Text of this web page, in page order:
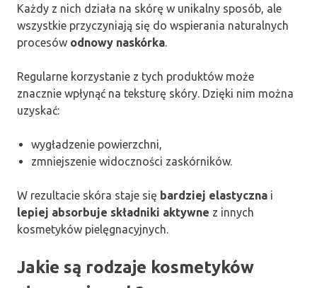
Każdy z nich działa na skórę w unikalny sposób, ale
wszystkie przyczyniają się do wspierania naturalnych
procesów odnowy naskórka.
Regularne korzystanie z tych produktów może
znacznie wpłynąć na teksturę skóry. Dzięki nim można
uzyskać:
wygładzenie powierzchni,
zmniejszenie widoczności zaskórników.
W rezultacie skóra staje się bardziej elastyczna i
lepiej absorbuje składniki aktywne z innych
kosmetyków pielęgnacyjnych.
Jakie są rodzaje kosmetyków